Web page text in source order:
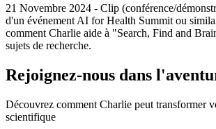
21 Novembre 2024 - Clip (conférence/
d'un événement AI for Health Summit ou
comment Charlie aide à "Search, Find and
sujets de recherche.
Rejoignez-nous dans
Découvrez comment Charlie peut transformer
scientifique